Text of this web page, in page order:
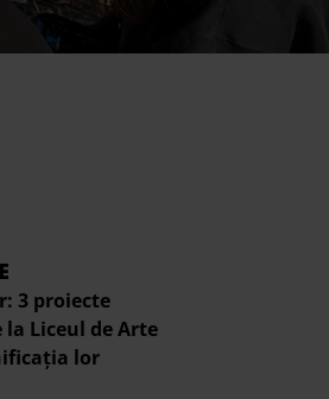
3 proiecte
Liceul de Arte
lor